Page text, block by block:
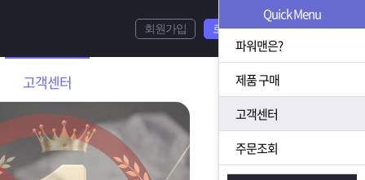
고객센터
회원가입 로그인
Quick Menu
파워맨은?
제품 구매
고객센터
주문조회